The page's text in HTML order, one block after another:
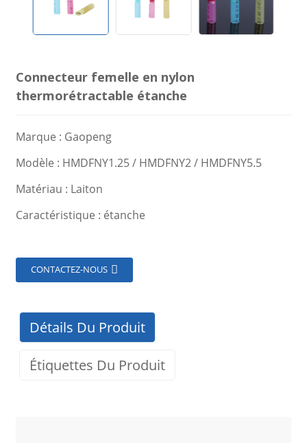
Connecteur femelle en nylon
thermorétractable étanche
Marque : Gaopeng
Modèle : HMDFNY1.25 / HMDFNY2 / HMDFNY5.5
Matériau : Laiton
Caractéristique : étanche
CONTACTEZ-NOUS
Détails Du Produit
Étiquettes Du Produit